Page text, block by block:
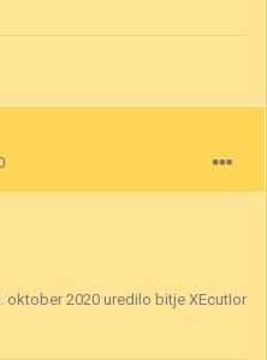
oktober 2020 uredilo bitje XEcutIor